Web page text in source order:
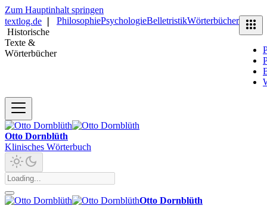
Zum Hauptinhalt springen
textlog.de
Historische
Texte &
Wörterbücher
PhilosophiePsychologieBelletristikWörterbücher
Otto Dornblüth
Klinisches Wörterbuch
Otto Dornblüth